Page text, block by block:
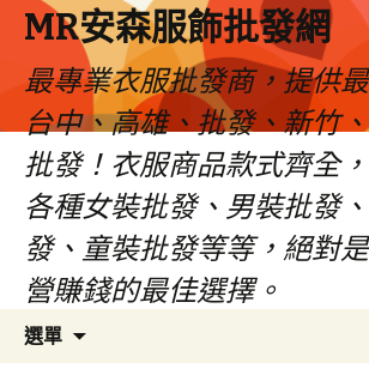
MR安森服飾批發網
最專業衣服批發商，提供
台中、高雄、批發、新竹
批發！衣服商品款式齊全
各種女裝批發、男裝批發
發、童裝批發等等，絕對
營賺錢的最佳選擇。
選單